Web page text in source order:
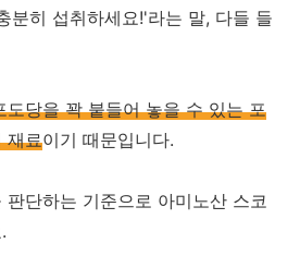
분히 섭취하세요!'라는 말, 다들 들
도당을 꽉 붙들어 놓을 수 있는 포
재료이기 때문입니다.
단하는 기준으로 아미노산 스코